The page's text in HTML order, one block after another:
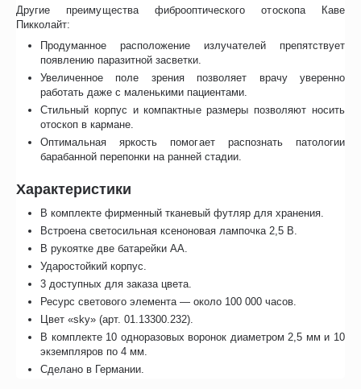
Другие преимущества фиброоптического отоскопа Каве
Пикколайт:
Продуманное расположение излучателей препятствует
появлению паразитной засветки.
Увеличенное поле зрения позволяет врачу уверенно
работать даже с маленькими пациентами.
Стильный корпус и компактные размеры позволяют носить
отоскоп в кармане.
Оптимальная яркость помогает распознать патологии
барабанной перепонки на ранней стадии.
Характеристики
В комплекте фирменный тканевый футляр для хранения.
Встроена светосильная ксеноновая лампочка 2,5 В.
В рукоятке две батарейки АА.
Ударостойкий корпус.
3 доступных для заказа цвета.
Ресурс светового элемента — около 100 000 часов.
Цвет «sky» (арт. 01.13300.232).
В комплекте 10 одноразовых воронок диаметром 2,5 мм и 10
экземпляров по 4 мм.
Сделано в Германии.